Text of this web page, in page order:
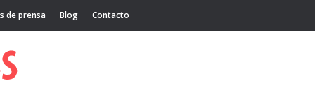
de prensa Blog Contacto